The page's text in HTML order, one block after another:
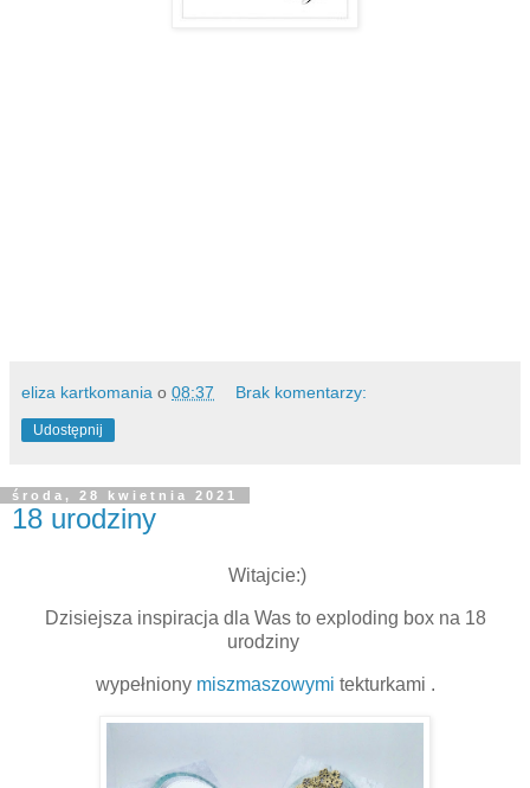
eliza kartkomania o 08:37 Brak komentarzy:
Udostępnij
środa, 28 kwietnia 2021
18 urodziny
Witajcie:)
Dzisiejsza inspiracja dla Was to exploding box na 18
urodziny
wypełniony miszmaszowymi tekturkami .